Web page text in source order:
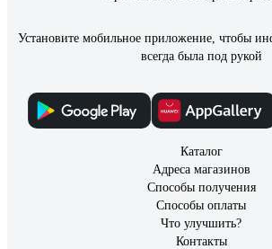
Установите мобильное приложение, чтобы
всегда была под рукой
Каталог
Адреса магазинов
Способы получения
Способы оплаты
Что улучшить?
Контакты